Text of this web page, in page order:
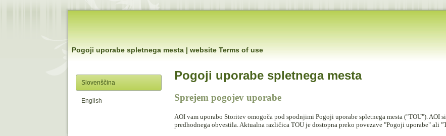
Pogoji uporabe spletnega mesta | website Terms of use
Slovenščina
English
Pogoji uporabe spletnega mesta
Sprejem pogojev uporabe
AOI vam uporabo Storitev omogoča pod spodnjimi Pogoji uporabe spletnega mesta ("TOU"). AOI
predhodnega obvestila. Aktualna različica TOU je dostopna preko povezave "Pogoji uporabe" ali